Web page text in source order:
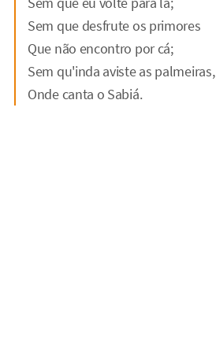
Sem que desfrute os primores
Que não encontro por cá;
Sem qu'inda aviste as palmeiras,
Onde canta o Sabiá.